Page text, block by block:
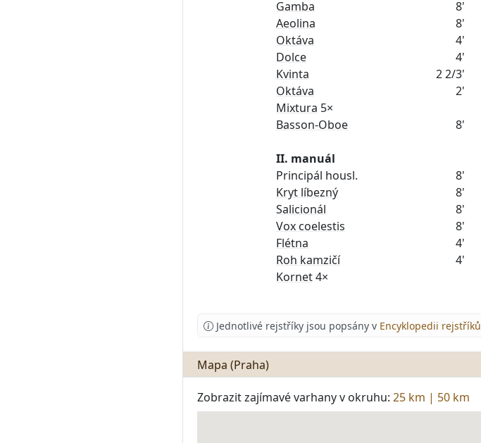
Gamba
8'
Aeolina
8'
Oktáva
4'
Dolce
4'
Kvinta
2 2/3'
Oktáva
2'
Mixtura
Basson-Oboe
8'
II. manuál
Principál housl.
8'
Kryt líbezný
8'
Salicionál
8'
Vox coelestis
8'
Flétna
4'
Roh kamzičí
4'
Kornet4×
Jednotlivé rejstříky jsou popsány v Encyklopedii rejstříků
Mapa (Praha)
Zobrazit zajímavé varhany v okruhu: 25 km | 50 km